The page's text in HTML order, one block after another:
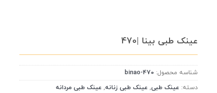
عینک طبی بینا |470
شناسه محصول: binao-470
دسته: عینک طبی, عینک طبی زنانه, عینک طبی مردانه